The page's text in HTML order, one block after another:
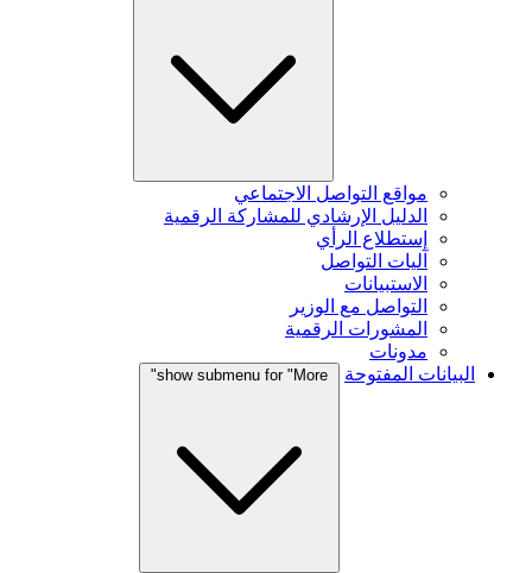
مواقع التواصل الاجتماعي
الدليل الإرشادي للمشاركة الرقمية
إستطلاع الرأي
آليات التواصل
الاستبيانات
التواصل مع الوزير
المشورات الرقمية
مدونات
البيانات المفتوحة
show submenu for "More"